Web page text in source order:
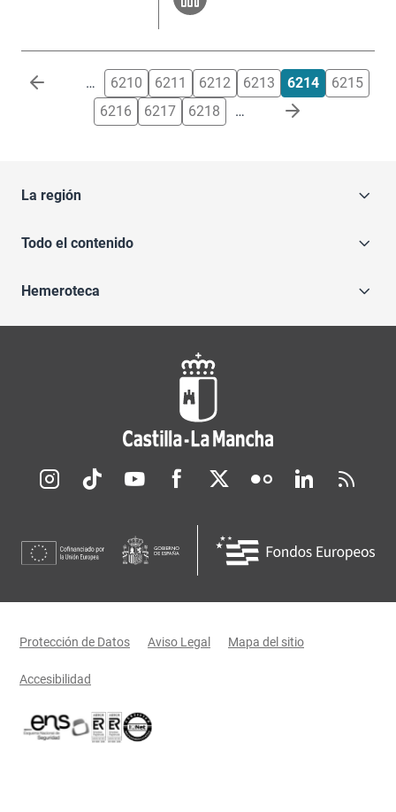
Paginación … 6210 6211 6212 6213 6214
6215
6216
6217 6218 …
La región
Todo el contenido
Hemeroteca
Redes sociales JCCM
Menú legal
Protección de Datos Aviso Legal Mapa del sitio
Accesibilidad